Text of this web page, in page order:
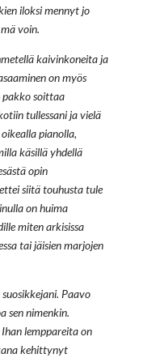
iloksi mennyt jo
voin.
kaivinkoneita ja
on myös
pakko soittaa
tullessani ja vielä
pianolla,
käsillä yhdellä
opin
siitä touhusta tule
on huima
miten arkisissa
tai jäisien marjojen
Paavo
sen nimenkin.
lemppareita on
kehittynyt